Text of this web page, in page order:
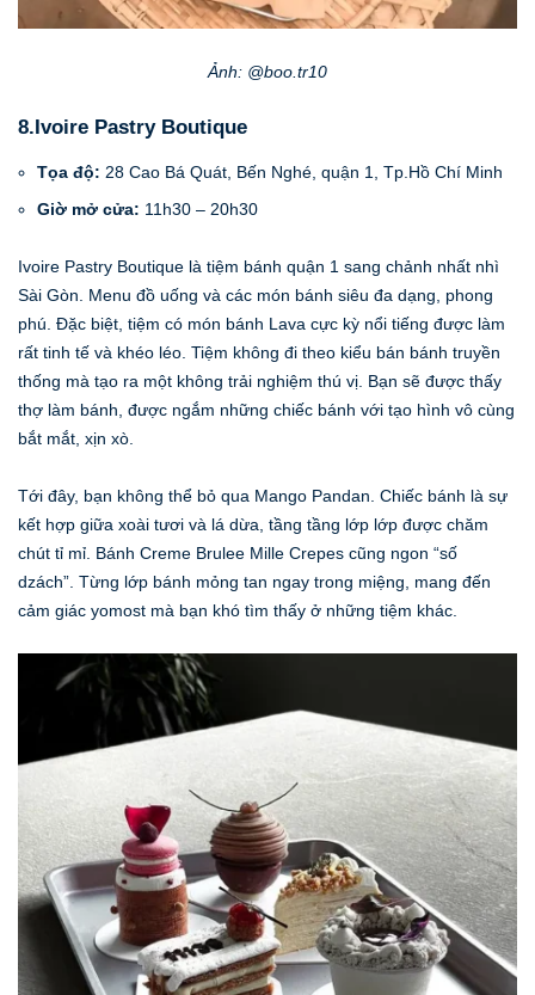
Ảnh: @boo.tr10
8.Ivoire Pastry Boutique
Tọa độ: 28 Cao Bá Quát, Bến Nghé, quận 1, Tp.Hồ Chí Minh
Giờ mở cửa: 11h30 – 20h30
Ivoire Pastry Boutique là tiệm bánh quận 1 sang chảnh nhất nhì
Sài Gòn. Menu đồ uống và các món bánh siêu đa dạng, phong
phú. Đặc biệt, tiệm có món bánh Lava cực kỳ nổi tiếng được làm
rất tinh tế và khéo léo. Tiệm không đi theo kiểu bán bánh truyền
thống mà tạo ra một không trải nghiệm thú vị. Bạn sẽ được thấy
thợ làm bánh, được ngắm những chiếc bánh với tạo hình vô cùng
bắt mắt, xịn xò.
Tới đây, bạn không thể bỏ qua Mango Pandan. Chiếc bánh là sự
kết hợp giữa xoài tươi và lá dừa, tầng tầng lớp lớp được chăm
chút tỉ mỉ. Bánh Creme Brulee Mille Crepes cũng ngon “số
dzách”. Từng lớp bánh mỏng tan ngay trong miệng, mang đến
cảm giác yomost mà bạn khó tìm thấy ở những tiệm khác.